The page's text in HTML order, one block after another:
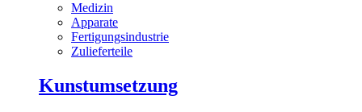
Medizin
Apparate
Fertigungsindustrie
Zulieferteile
Kunstumsetzung